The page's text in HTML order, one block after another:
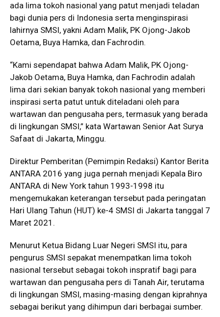
ada lima tokoh nasional yang patut menjadi teladan
bagi dunia pers di Indonesia serta menginspirasi
lahirnya SMSI, yakni Adam Malik, PK Ojong-Jakob
Oetama, Buya Hamka, dan Fachrodin.
“Kami sependapat bahwa Adam Malik, PK Ojong-
Jakob Oetama, Buya Hamka, dan Fachrodin adalah
lima dari sekian banyak tokoh nasional yang memberi
inspirasi serta patut untuk diteladani oleh para
wartawan dan pengusaha pers, termasuk yang berada
di lingkungan SMSI,” kata Wartawan Senior Aat Surya
Safaat di Jakarta, Minggu.
Direktur Pemberitan (Pemimpin Redaksi) Kantor Berita
ANTARA 2016 yang juga pernah menjadi Kepala Biro
ANTARA di New York tahun 1993-1998 itu
mengemukakan keterangan tersebut pada peringatan
Hari Ulang Tahun (HUT) ke-4 SMSI di Jakarta tanggal 7
Maret 2021.
Menurut Ketua Bidang Luar Negeri SMSI itu, para
pengurus SMSI sepakat menempatkan lima tokoh
nasional tersebut sebagai tokoh inspratif bagi para
wartawan dan pengusaha pers di Tanah Air, terutama
di lingkungan SMSI, masing-masing dengan kiprahnya
sebagai berikut yang dihimpun dari berbagai sumber.